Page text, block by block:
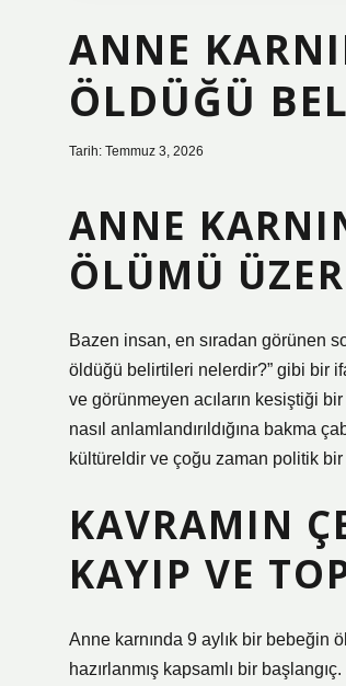
ANNE
ÖLDÜĞÜ
Tarih: Temmuz 3, 2026
ANNE
ÖLÜMÜ
Bazen insan, en sıradan görünen
öldüğü belirtileri nelerdir?” gibi bir
ve görünmeyen acıların kesiştiği
nasıl anlamlandırıldığına bakma
kültüreldir ve çoğu zaman politik
KAVRAMIN
KAYIP VE
Anne karnında 9 aylık bir bebeğin
hazırlanmış kapsamlı bir başlangıç.